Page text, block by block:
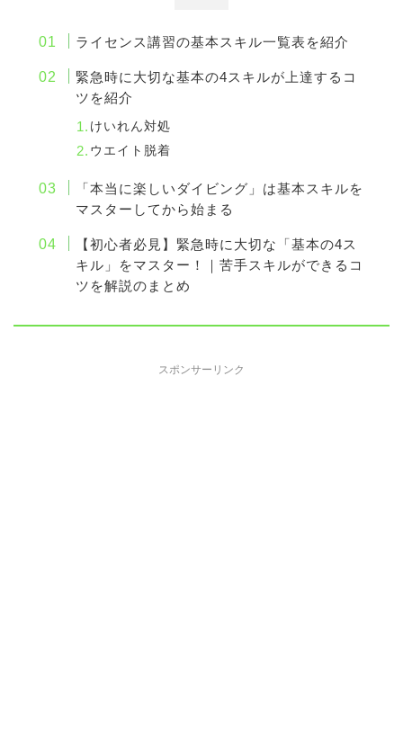
ライセンス講習の基本スキル一覧表を紹介
緊急時に大切な基本の4スキルが上達するコ
ツを紹介
けいれん対処
ウエイト脱着
「本当に楽しいダイビング」は基本スキルを
マスターしてから始まる
【初心者必見】緊急時に大切な「基本の4ス
キル」をマスター！｜苦手スキルができるコ
ツを解説のまとめ
スポンサーリンク